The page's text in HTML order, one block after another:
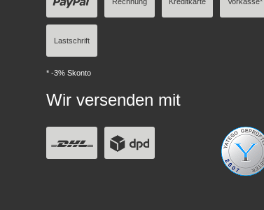
Lastschrift
* -3% Skonto
Wir versenden mit